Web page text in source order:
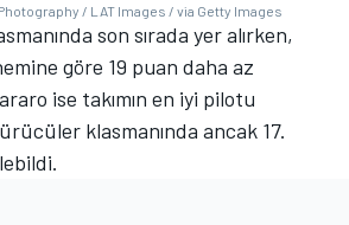
/ LAT Images / via Getty Images
son sırada yer alırken,
göre 19 puan daha az
ise takımın en iyi pilotu
klasmanında ancak 17.